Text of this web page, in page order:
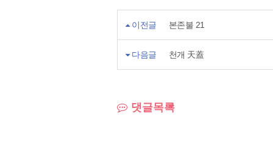
이전글 본존불 21
다음글 천개 天蓋
댓글목록